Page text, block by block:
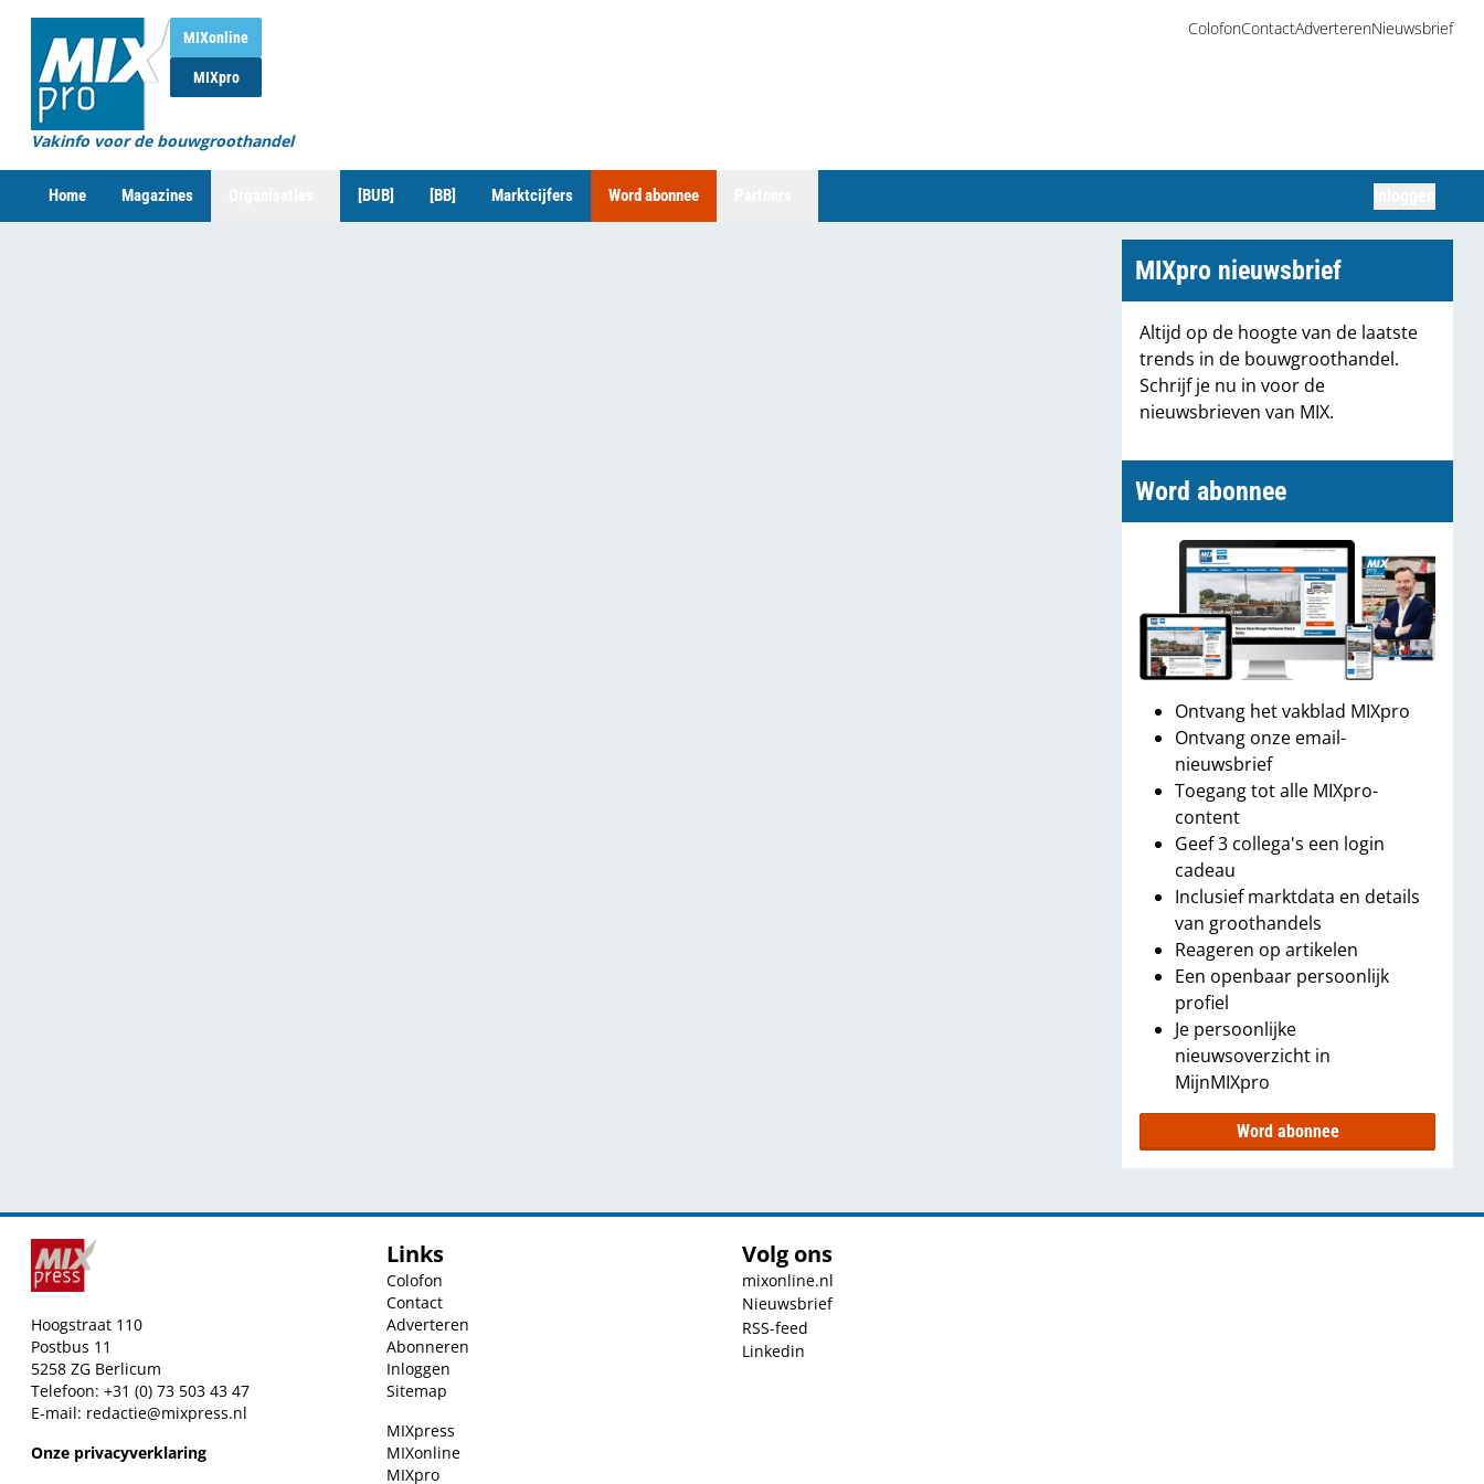
MIXonline
MIXpro
Vakinfo voor de bouwgroothandel
ColofonContactAdverterenNieuwsbrief
Home Magazines [BUB] [BB] Marktcijfers Word abonnee
MIXpro nieuwsbrief
Altijd op de hoogte van de laatste
trends in de bouwgroothandel.
Schrijf je nu in voor de
nieuwsbrieven van MIX.
Word abonnee
Ontvang het vakblad MIXpro
Ontvang onze email-
nieuwsbrief
Toegang tot alle MIXpro-
content
Geef 3 collega's een login
cadeau
Inclusief marktdata en details
van groothandels
Reageren op artikelen
Een openbaar persoonlijk
profiel
Je persoonlijke
nieuwsoverzicht in
MijnMIXpro
Word abonnee
Hoogstraat 110
Postbus 11
5258 ZG Berlicum
Telefoon: +31 (0) 73 503 43 47
E-mail: redactie@mixpress.nl
Onze privacyverklaring
Links
Colofon
Contact
Adverteren
Abonneren
Inloggen
Sitemap
MIXpress
MIXonline
MIXpro
Volg ons
mixonline.nl
Nieuwsbrief
RSS-feed
Linkedin